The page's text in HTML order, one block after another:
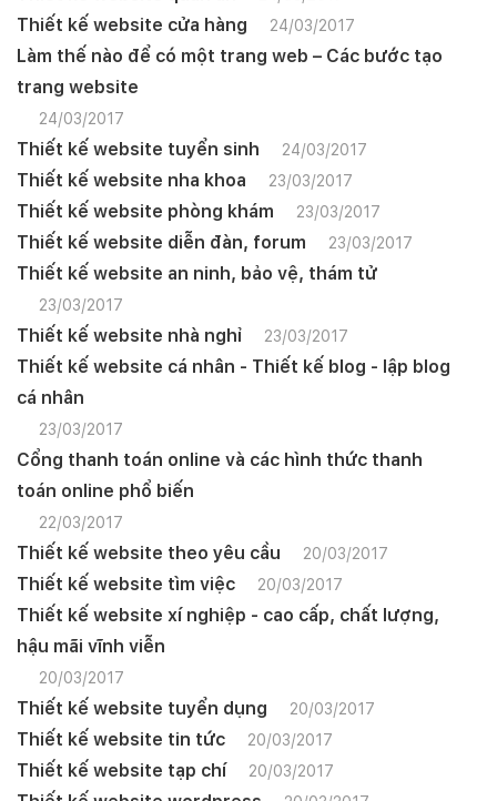
Thiết kế website cửa hàng 24/03/2017
Làm thế nào để có một trang web – Các bước tạo
trang website
24/03/2017
Thiết kế website tuyển sinh 24/03/2017
Thiết kế website nha khoa 23/03/2017
Thiết kế website phòng khám 23/03/2017
Thiết kế website diễn đàn, forum 23/03/2017
Thiết kế website an ninh, bảo vệ, thám tử
23/03/2017
Thiết kế website nhà nghỉ 23/03/2017
Thiết kế website cá nhân - Thiết kế blog - lập blog
cá nhân
23/03/2017
Cổng thanh toán online và các hình thức thanh
toán online phổ biến
22/03/2017
Thiết kế website theo yêu cầu 20/03/2017
Thiết kế website tìm việc 20/03/2017
Thiết kế website xí nghiệp - cao cấp, chất lượng,
hậu mãi vĩnh viễn
20/03/2017
Thiết kế website tuyển dụng 20/03/2017
Thiết kế website tin tức 20/03/2017
Thiết kế website tạp chí 20/03/2017